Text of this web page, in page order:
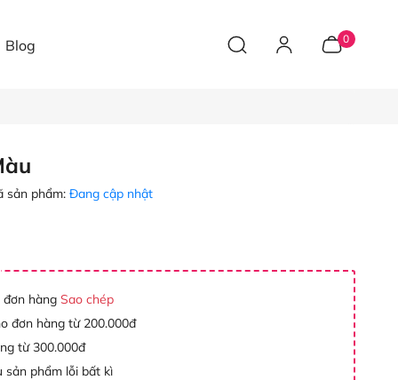
Blog 0
sản phẩm: Đang cập nhật
hàng Sao chép
đơn hàng từ 200.000đ
từ 300.000đ
phẩm lỗi bất kì